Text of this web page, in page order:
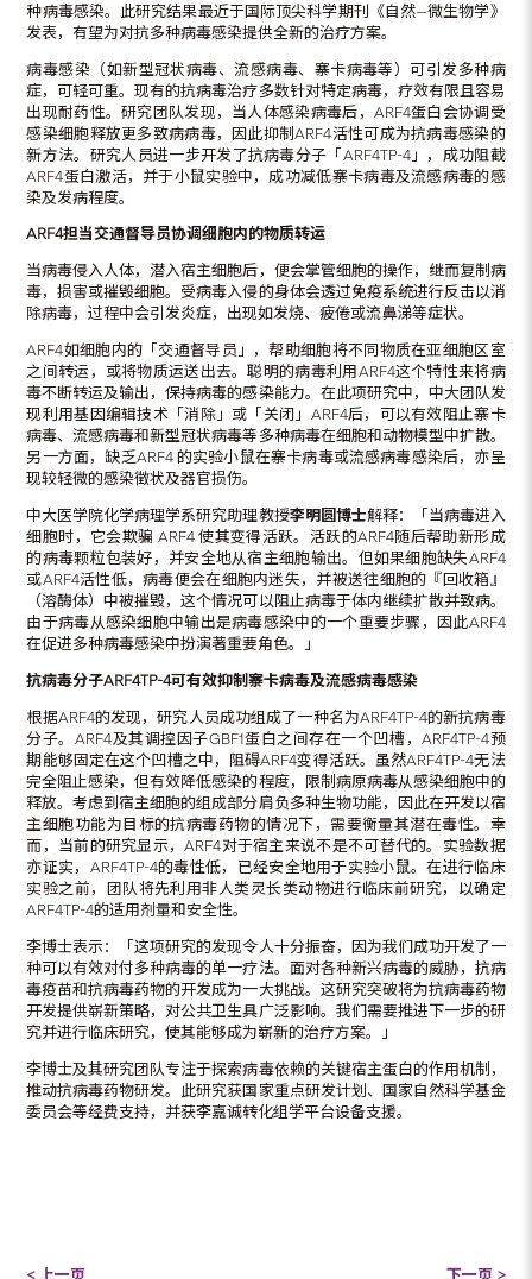
种病毒感染。此研究结果最近于国际顶尖科学期刊《自然—微生物学》
发表，有望为对抗多种病毒感染提供全新的治疗方案。
病毒感染（如新型冠状病毒、流感病毒、寨卡病毒等）可引发多种病
症，可轻可重。现有的抗病毒治疗多数针对特定病毒，疗效有限且容易
出现耐药性。研究团队发现，当人体感染病毒后，ARF4蛋白会协调受
感染细胞释放更多致病病毒，因此抑制ARF4活性可成为抗病毒感染的
新方法。研究人员进一步开发了抗病毒分子「ARF4TP-4」，成功阻截
ARF4蛋白激活，并于小鼠实验中，成功减低寨卡病毒及流感病毒的感
染及发病程度。
ARF4担当交通督导员协调细胞内的物质转运
当病毒侵入人体，潜入宿主细胞后，便会掌管细胞的操作，继而复制病
毒，损害或摧毁细胞。受病毒入侵的身体会透过免疫系统进行反击以消
除病毒，过程中会引发炎症，出现如发烧、疲倦或流鼻涕等症状。
ARF4如细胞内的「交通督导员」，帮助细胞将不同物质在亚细胞区室
之间转运，或将物质运送出去。聪明的病毒利用ARF4这个特性来将病
毒不断转运及输出，保持病毒的感染能力。在此项研究中，中大团队发
现利用基因编辑技术「消除」或「关闭」ARF4后，可以有效阻止寨卡
病毒、流感病毒和新型冠状病毒等多种病毒在细胞和动物模型中扩散。
另一方面，缺乏ARF4 的实验小鼠在寨卡病毒或流感病毒感染后，亦呈
现较轻微的感染徵状及器官损伤。
中大医学院化学病理学系研究助理教授李明圆博士解释：「当病毒进入
细胞时，它会欺骗 ARF4 使其变得活跃。活跃的ARF4随后帮助新形成
的病毒颗粒包装好，并安全地从宿主细胞输出。但如果细胞缺失ARF4
或ARF4活性低，病毒便会在细胞内迷失，并被送往细胞的『回收箱』
（溶酶体）中被摧毁，这个情况可以阻止病毒于体内继续扩散并致病。
由于病毒从感染细胞中输出是病毒感染中的一个重要步骤，因此ARF4
在促进多种病毒感染中扮演著重要角色。」
抗病毒分子ARF4TP-4可有效抑制寨卡病毒及流感病毒感染
根据ARF4的发现，研究人员成功组成了一种名为ARF4TP-4的新抗病毒
分子。ARF4及其调控因子GBF1蛋白之间存在一个凹槽，ARF4TP-4预
期能够固定在这个凹槽之中，阻碍ARF4变得活跃。虽然ARF4TP-4无法
完全阻止感染，但有效降低感染的程度，限制病原病毒从感染细胞中的
释放。考虑到宿主细胞的组成部分肩负多种生物功能，因此在开发以宿
主细胞功能为目标的抗病毒药物的情况下，需要衡量其潜在毒性。幸
而，当前的研究显示，ARF4对于宿主来说不是不可替代的。实验数据
亦证实，ARF4TP-4的毒性低，已经安全地用于实验小鼠。在进行临床
实验之前，团队将先利用非人类灵长类动物进行临床前研究，以确定
ARF4TP-4的适用剂量和安全性。
李博士表示：「这项研究的发现令人十分振奋，因为我们成功开发了一
种可以有效对付多种病毒的单一疗法。面对各种新兴病毒的威胁，抗病
毒疫苗和抗病毒药物的开发成为一大挑战。这研究突破将为抗病毒药物
开发提供崭新策略，对公共卫生具广泛影响。我们需要推进下一步的研
究并进行临床研究，使其能够成为崭新的治疗方案。」
李博士及其研究团队专注于探索病毒依赖的关键宿主蛋白的作用机制，
推动抗病毒药物研发。此研究获国家重点研发计划、国家自然科学基金
委员会等经费支持，并获李嘉诚转化组学平台设备支援。
< 上一页 下一页 >